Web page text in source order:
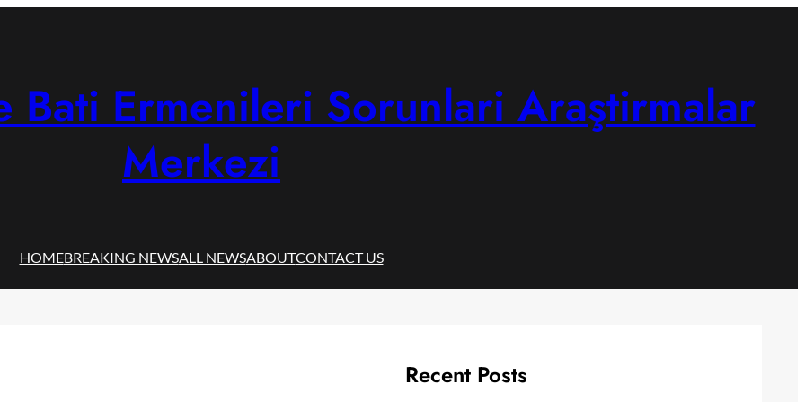
Bati Ermenileri Sorunlari Araştirmalar
Merkezi
HOMEBREAKING NEWSALL NEWSABOUTCONTACT US
Recent Posts